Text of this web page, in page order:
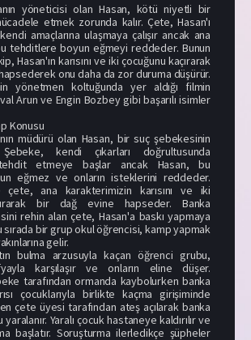
yöneticisi olan Hasan, kötü niyetli bir
etmek zorunda kalır. Çete, Hasan'ı
amaçlarına ulaşmaya çalışır ancak ana
tehditlere boyun eğmeyi reddeder. Bunun
Hasan'ın karısını ve iki çocuğunu kaçırarak
onu daha da zor duruma düşürür.
yönetmen koltuğunda yer aldığı filmin
Arun ve Engin Bozbey gibi başarılı isimler
Konusu
müdürü olan Hasan, bir suç şebekesinin
kendi çıkarları doğrultusunda
etmeye başlar ancak Hasan, bu
eğmez ve onların isteklerini reddeder.
çete, ana karakterimizin karısını ve iki
bir dağ evine hapseder. Banka
rehin alan çete, Hasan'a baskı yapmaya
sırada bir grup okul öğrencisi, kamp yapmak
gelir.
bulma arzusuyla kaçan öğrenci grubu,
karşılaşır ve onların eline düşer.
tarafından ormanda kaybolurken banka
çocuklarıyla birlikte kaçma girişiminde
çete üyesi tarafından ateş açılarak banka
Yaralı çocuk hastaneye kaldırılır ve
başlatır. Soruşturma ilerledikçe şüpheler